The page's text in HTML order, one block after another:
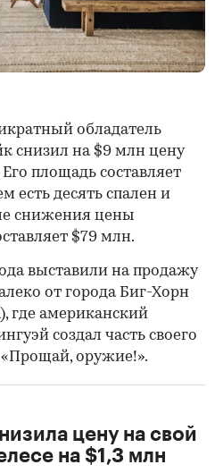
обладатель
снизил на $9 млн цену
площадь составляет
есть десять спален и
снижения цены
$79 млн.
выставили на продажу
от города Биг-Хорн
где американский
создал часть своего
оружие!».
цену на свой
на $1,3 млн